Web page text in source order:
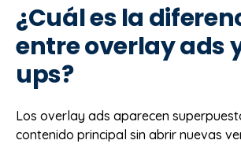
¿Cuál es la
entre overlay ads
ups?
Los overlay ads aparecen
contenido principal sin abrir nuevas